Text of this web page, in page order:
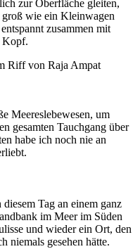
zur Oberfläche gleiten,
wie ein Kleinwagen
zusammen mit
Kopf.
Meereslebewesen, um
gesamten Tauchgang über
habe ich noch nie an
Tag an einem ganz
im Meer im Süden
und wieder ein Ort, den
niemals gesehen hätte.